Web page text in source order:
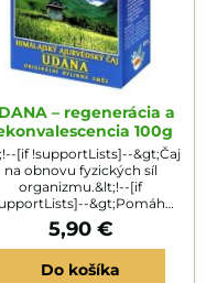
– regenerácia a
100g
[if !supportLists]--&gt;Čaj
na obnovu fyzických síl
organizmu.&lt;!--[if
&gt;Pomáha
chronickej únave a slabej
výkonnosti.&lt;!--[if
!supportLists]--&gt;&lt;!--
&gt;Odstraňuje pocit
5,90 €
Do košíka